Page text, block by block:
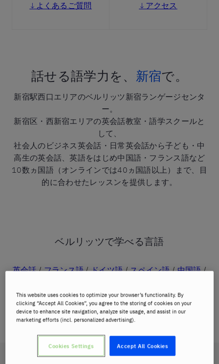
↓よくあるご質問 ↓アクセス
話せる語学力を、 新宿で。
新宿駅西口エリアのベルリッツ新宿ランゲージセンタ
ー。
新宿区・西新宿エリアの英会話教室・語学スクールと
して、
社会人のビジネス英会話・日常英会話から子ども・中
高生の英会話、英語をはじめ中国語・フランス語など
10数ヵ国語（オンラインでは40ヵ国語以上）まで、目
的に合わせたレッスンを提供します。
ベルリッツで学べる言語
英会話/フランス語/ドイツ語/スペイン語/中国語/
※開講言語は担当教師の在籍状況により異なります。最新の開講状況は
お問い合わせください。
This website uses cookies to optimize your browser’s functionality. By
clicking “Accept All Cookies”, you agree to the storing of cookies on your
device to enhance site navigation, analyze site usage, and assist in our
marketing efforts (incl. personalized advertising).
Accept All Cookies
Cookies Settings